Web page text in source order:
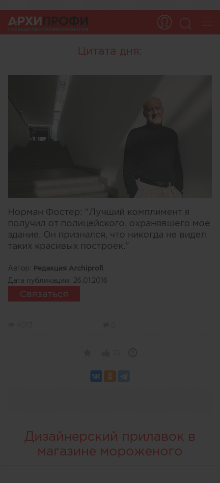
Цитата дня:
Норман Фостер: "Лучший комплимент я
получил от полицейского, охранявшего мое
здание. Он признался, что никогда не видел
таких красивых построек."
Автор: Редакция Archiprofi
Дата публикации: 26.01.2016
Связаться
Дизайнерский прилавок в
магазине мороженого